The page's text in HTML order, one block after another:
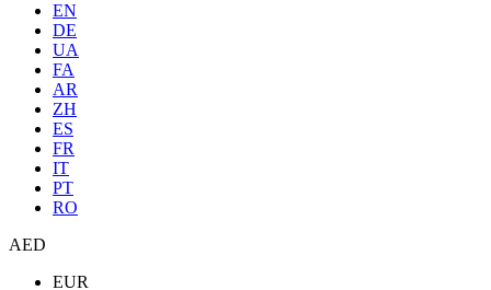
EN
DE
UA
FA
AR
ZH
ES
FR
IT
PT
RO
AED
EUR